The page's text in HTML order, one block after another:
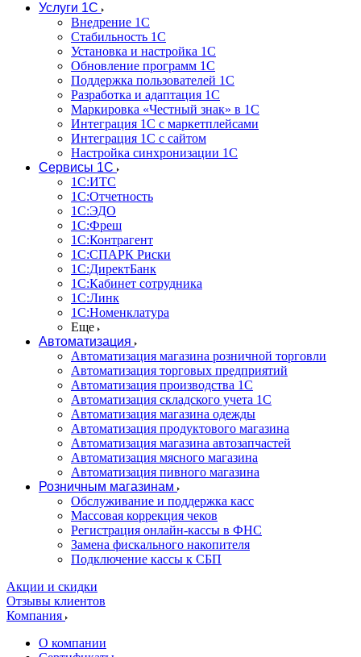
Услуги 1С
Внедрение 1С
Стабильность 1С
Установка и настройка 1С
Обновление программ 1С
Поддержка пользователей 1С
Разработка и адаптация 1С
Маркировка «Честный знак» в 1С
Интеграция 1С с маркетплейсами
Интеграция 1С с сайтом
Настройка синхронизации 1С
Сервисы 1С
1С:ИТС
1С:Отчетность
1С:ЭДО
1С:Фреш
1С:Контрагент
1С:CПАРК Риски
1С:ДиректБанк
1С:Кабинет сотрудника
1С:Линк
1С:Номенклатура
Еще
Автоматизация
Автоматизация магазина розничной торговли
Автоматизация торговых предприятий
Автоматизация производства 1С
Автоматизация складского учета 1C
Автоматизация магазина одежды
Автоматизация продуктового магазина
Автоматизация магазина автозапчастей
Автоматизация мясного магазина
Автоматизация пивного магазина
Розничным магазинам
Обслуживание и поддержка касс
Массовая коррекция чеков
Регистрация онлайн-кассы в ФНС
Замена фискального накопителя
Подключение кассы к СБП
Акции и скидки
Отзывы клиентов
Компания
О компании